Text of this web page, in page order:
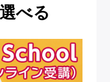
べる